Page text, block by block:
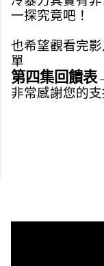
一探究竟吧！
也希望觀看完
單
第四集回饋
非常感謝您的